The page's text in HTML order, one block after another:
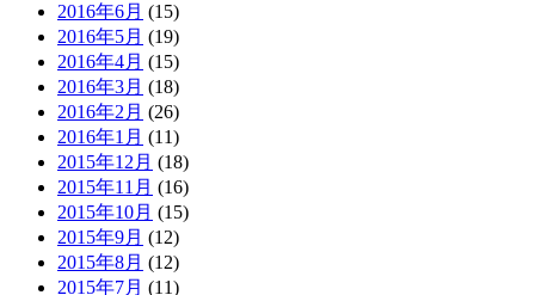
2016年6月 (15)
2016年5月 (19)
2016年4月 (15)
2016年3月 (18)
2016年2月 (26)
2016年1月 (11)
2015年12月 (18)
2015年11月 (16)
2015年10月 (15)
2015年9月 (12)
2015年8月 (12)
2015年7月 (11)